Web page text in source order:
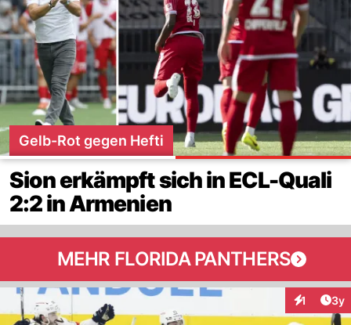
Gelb-Rot gegen Hefti
Sion erkämpft sich in ECL-Quali
2:2 in Armenien
MEHR FLORIDA PANTHERS
1 3y